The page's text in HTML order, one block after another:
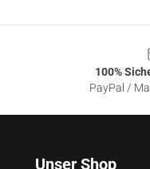
100%
PayPal /
Unser Shop